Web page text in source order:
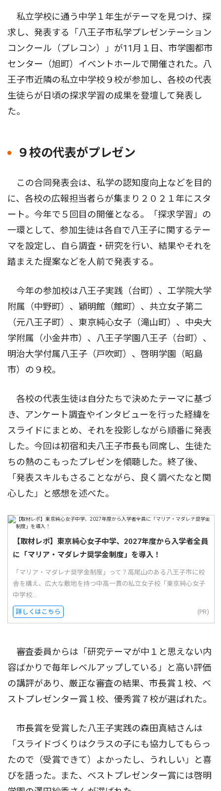
私立学校に通う中学１年生がテーマを見つけ、探
求し、発表する「八王子市私学プレゼンテーション
コンクール（プレコン）」が11月１日、市学園都市
センター（旭町）イベントホールで開催された。八
王子市近隣の私立中学校９校が参加し、各校の代表
生徒らが日頃の探求学習の成果を登壇して発表し
た。
９校の代表がプレゼン
この合同発表会は、私学の認知度向上などを目的
に、各校の広報担当者らが集まり２０２１年にスタ
ート。今年で５回目の開催となる。「探求学習」の
一環として、参加生徒は各自で八王子に関するテー
マを設定し、自ら調査・研究を行い、結果やそれを
踏まえた提案などを人前で発表する。
今年の参加校は八王子実践（台町）、工学院大学
附属（中野町）、穎明館（館町）、共立女子第二
（元八王子町）、東京純心女子（滝山町）、中央大
学附属（小金井市）、八王子学園八王子（台町）、
明治大学付属八王子（戸吹町）、啓明学園（昭島
市）の９校。
各校の代表生徒は自分たちで決めたテーマに基づ
き、アンケート調査やインタビューを行った経緯を
スライドにまとめ、それを投影しながら順番に発表
した。今回は初宿和夫八王子市長も同席し、生徒た
ちの熱のこもったプレゼンを傾聴した。終了後、
「発表スキルもさることながら、良く調べたなと関
心した」と感想を述べた。
【取材レポ】東京純心女子中学、2027年度から入学者全員
に「マリア・マダレナ奨学金制度」を導入！
「マリア・マダレナ奨学金制度」って？高尾山のある八王子市に校
舎を構え、広大な敷地を持つ中高一貫の私立女子校「東京純心女子
中学校...
詳しくはこちら (PR)
審査委員からは「研究テーマが中１と思えない内
容ばかりで毎年レベルアップしている」と高い評価
の講評があり、厳正な審査の結果、市長賞１校、ベ
ストプレゼンター賞１校、優秀賞７校が選ばれた。
市長賞を受賞した八王子実践の森田真結さんは
「スライドづくりはクラスの子にも協力してもらっ
たので（受賞できて）よかったし、うれしい」と喜
びを語った。また、ベストプレゼンター賞には啓明